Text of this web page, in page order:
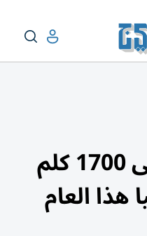
روسيا تسيطر على 1700 كلم
هذا العام